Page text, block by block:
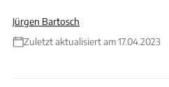
Jürgen Bartosch
Zuletzt aktualisiert am 17.04.2023